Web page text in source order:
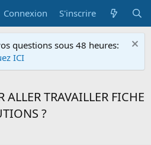
Connexion S'inscrire
questions sous 48 heures:
ICI
TRAVAILLER FICHE
?